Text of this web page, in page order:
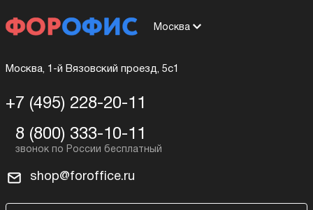
Москва
Москва, 1-й Вязовский проезд, 5с1
+7 (495) 228-20-11
8 (800) 333-10-11
shop@foroffice.ru